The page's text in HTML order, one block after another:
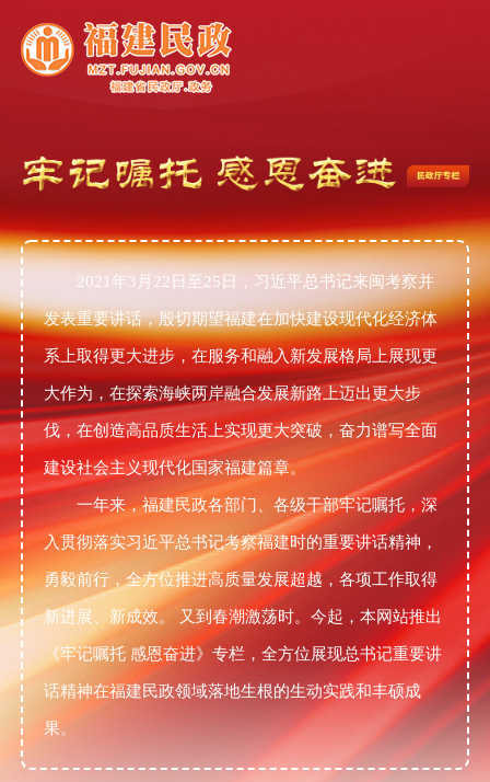
2021年3月22日至25日，习近平总书记来闽考察并
发表重要讲话，殷切期望福建在加快建设现代化经济体
系上取得更大进步，在服务和融入新发展格局上展现更
大作为，在探索海峡两岸融合发展新路上迈出更大步
伐，在创造高品质生活上实现更大突破，奋力谱写全面
建设社会主义现代化国家福建篇章。
一年来，福建民政各部门、各级干部牢记嘱托，深
入贯彻落实习近平总书记考察福建时的重要讲话精神，
勇毅前行，全方位推进高质量发展超越，各项工作取得
新进展、新成效。 又到春潮激荡时。今起，本网站推出
《牢记嘱托 感恩奋进》专栏，全方位展现总书记重要讲
话精神在福建民政领域落地生根的生动实践和丰硕成
果。